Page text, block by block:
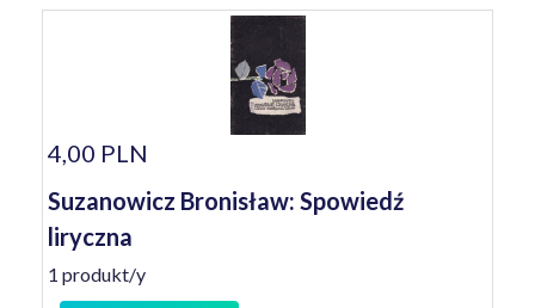
4,00 PLN
Suzanowicz Bronisław: Spowiedź
liryczna
1 produkt/y